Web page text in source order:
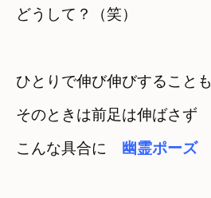
どうして？（笑）
ひとりで伸び伸びすること
そのときは前足は伸ばさず
こんな具合に
幽霊ポーズ